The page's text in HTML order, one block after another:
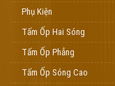
Phụ Kiện
Tấm Ốp Hai Sóng
Tấm Ốp Phẳng
Tấm Ốp Sóng Cao